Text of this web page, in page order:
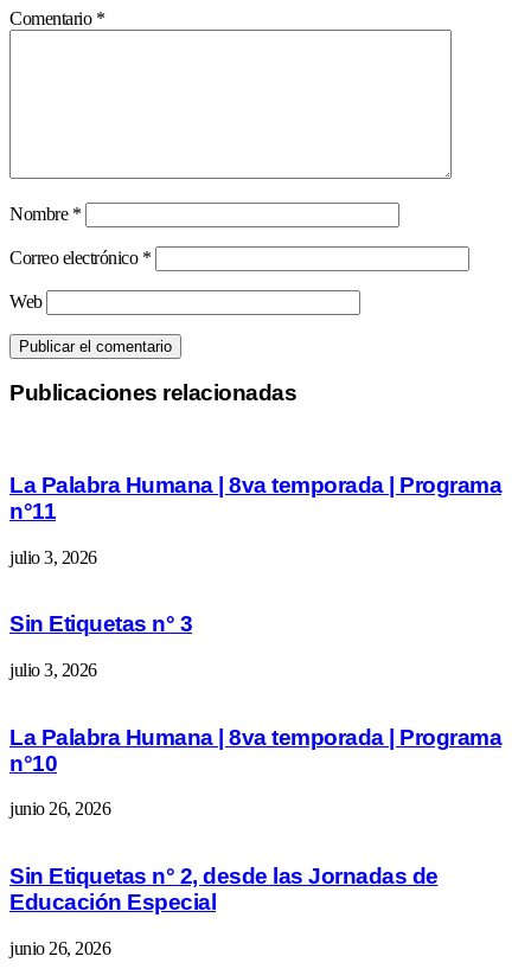
Comentario *
Nombre *
Correo electrónico *
Web
Publicaciones relacionadas
La Palabra Humana | 8va temporada | Programa
n°11
julio 3, 2026
Sin Etiquetas n° 3
julio 3, 2026
La Palabra Humana | 8va temporada | Programa
n°10
junio 26, 2026
Sin Etiquetas n° 2, desde las Jornadas de
Educación Especial
junio 26, 2026